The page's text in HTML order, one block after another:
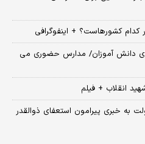
کشورهاست؟ + اینفوگرافی
دانش آموزان/ مدارس حضوری می
انقلاب + فیلم
به خبری پیرامون استعفای ذوالقدر